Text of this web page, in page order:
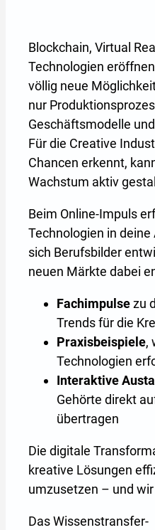
Blockchain, Virtual
Technologien
völlig neue
nur
Geschäftsmodelle
Für die Creative
Chancen erkennt,
Wachstum aktiv
Beim Online-Impuls
Technologien in
sich Berufsbilder
neuen Märkte dabei
Fachimpulsezu
Trends für die
Praxisbeispiele,
Technologien
Interaktive
Gehörte direkt
übertragen
Die digitale
kreative Lösungen
umzusetzen – und
Das Wissenstransfer-